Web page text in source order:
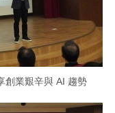
創業艱辛與 AI 趨勢